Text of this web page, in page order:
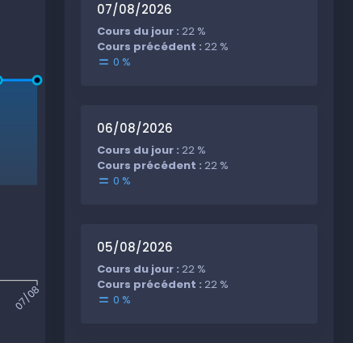
07/08
07/08/2026
Cours du jour : 22 %
Cours précédent : 22 %
0 %
06/08/2026
Cours du jour : 22 %
Cours précédent : 22 %
0 %
05/08/2026
Cours du jour : 22 %
Cours précédent : 22 %
0 %